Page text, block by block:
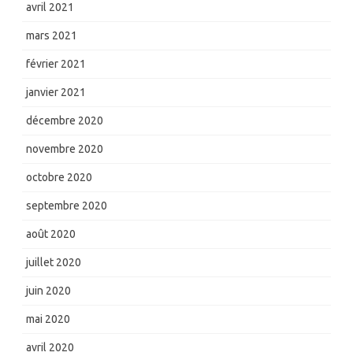
avril 2021
mars 2021
février 2021
janvier 2021
décembre 2020
novembre 2020
octobre 2020
septembre 2020
août 2020
juillet 2020
juin 2020
mai 2020
avril 2020